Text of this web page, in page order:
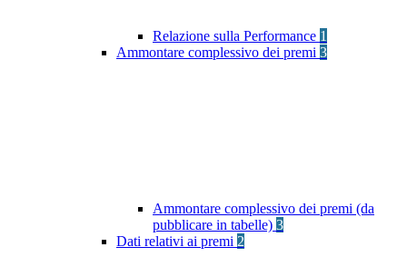
Relazione sulla Performance 1
Ammontare complessivo dei premi 3
Ammontare complessivo dei premi (da
pubblicare in tabelle) 3
Dati relativi ai premi 2